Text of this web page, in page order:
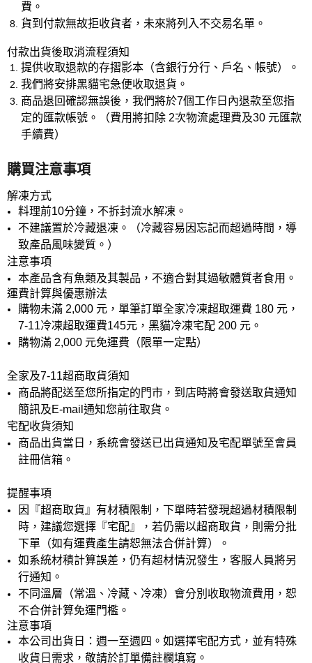
費。
貨到付款無故拒收貨者，未來將列入不交易名單。
付款出貨後取消流程須知
提供收取退款的存摺影本（含銀行分行、戶名、帳號）。
我們將安排黑貓宅急便收取退貨。
商品退回確認無誤後，我們將於7個工作日內退款至您指
定的匯款帳號。（費用將扣除 2次物流處理費及30 元匯款
手續費）
購買注意事項
解凍方式
料理前10分鐘，不拆封流水解凍。
不建議置於冷藏退凍。（冷藏容易因忘記而超過時間，導
致產品風味變質。）
注意事項
本產品含有魚類及其製品，不適合對其過敏體質者食用。
運費計算與優惠辦法
購物未滿 2,000 元，單筆訂單全家冷凍超取運費 180 元，
7-11冷凍超取運費145元，黑貓冷凍宅配 200 元。
購物滿 2,000 元免運費（限單一定點）
全家及7-11超商取貨須知
商品將配送至您所指定的門市，到店時將會發送取貨通知
簡訊及E-mail通知您前往取貨。
宅配收貨須知
商品出貨當日，系統會發送已出貨通知及宅配單號至會員
註冊信箱。
提醒事項
因『超商取貨』有材積限制，下單時若發現超過材積限制
時，建議您選擇『宅配』，若仍需以超商取貨，則需分批
下單（如有運費產生請恕無法合併計算）。
如系統材積計算誤差，仍有超材情況發生，客服人員將另
行通知。
不同溫層（常溫、冷藏、冷凍）會分別收取物流費用，恕
不合併計算免運門檻。
注意事項
本公司出貨日：週一至週四。如選擇宅配方式，並有特殊
收貨日需求，敬請於訂單備註欄填寫。